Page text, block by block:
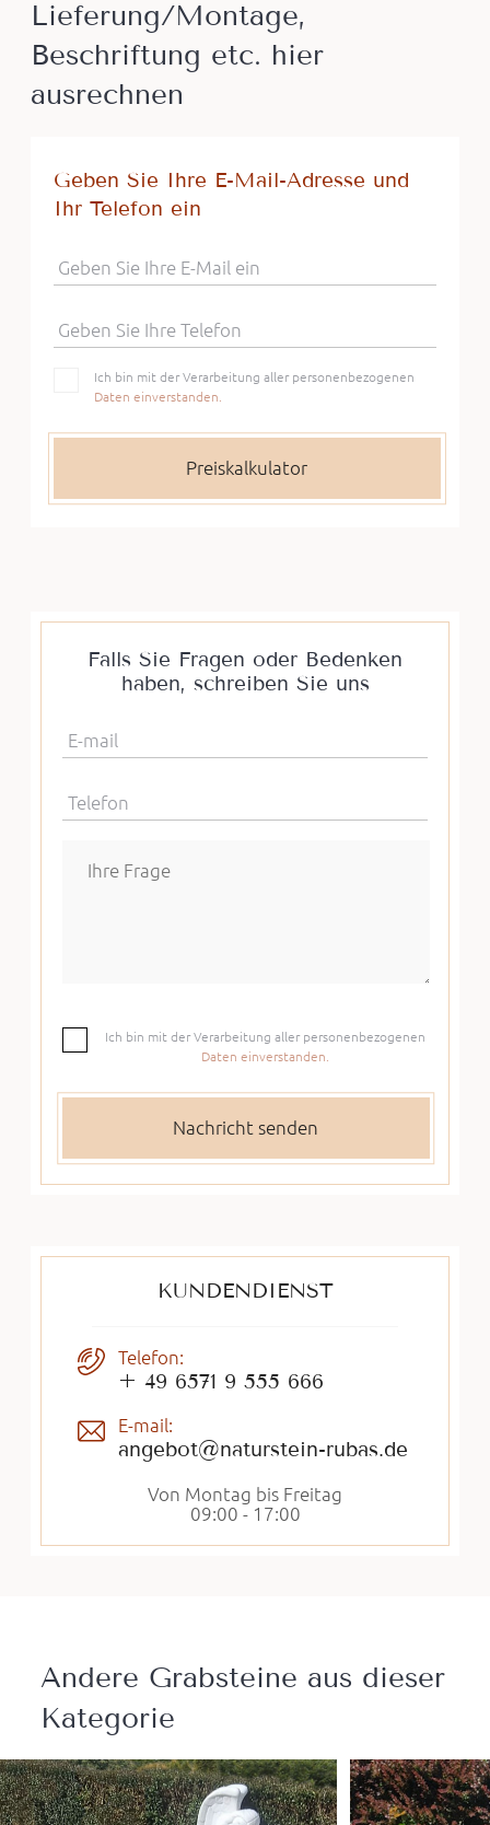
Lieferung/Montage,
Beschriftung etc. hier
ausrechnen
Geben Sie Ihre E-Mail-Adresse und
Ihr Telefon ein
Geben Sie Ihre E-Mail ein
Geben Sie Ihre Telefon
Ich bin mit der Verarbeitung aller personenbezogenen
Daten einverstanden.
Falls Sie Fragen oder Bedenken
haben, schreiben Sie uns
E-mail
Telefon
Ich bin mit der Verarbeitung aller personenbezogenen
Daten einverstanden.
KUNDENDIENST
Telefon:
+ 49 6571 9 555 666
E-mail:
angebot@naturstein-rubas.de
Von Montag bis Freitag
09:00 - 17:00
Andere Grabsteine ​​aus dieser
Kategorie